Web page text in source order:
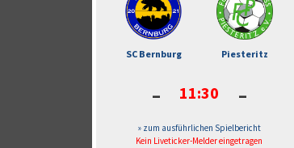
SC Bernburg Piesteritz
- 11:30 -
» zum ausführlichen Spielbericht
Kein Liveticker-Melder eingetragen